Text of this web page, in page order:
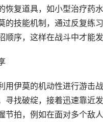
恢复道具，如小型治疗药
的技能机制，通过反复练
顺序，这样在战斗中才能发
用伊莫的机动性进行游击
寻找破绽，接着迅速靠近
节拍，例如在面对多个敌